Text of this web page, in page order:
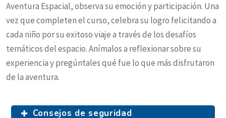
Aventura Espacial, observa su emoción y participación. Una
vez que completen el curso, celebra su logro felicitando a
cada niño por su exitoso viaje a través de los desafíos
temáticos del espacio. Anímalos a reflexionar sobre su
experiencia y pregúntales qué fue lo que más disfrutaron
de la aventura.
Consejos de seguridad